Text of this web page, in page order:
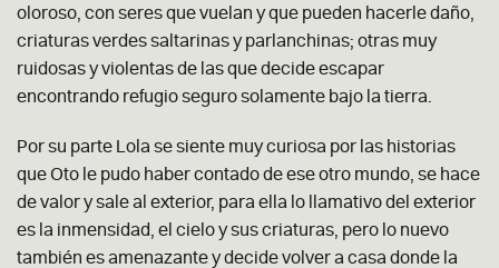
oloroso, con seres que vuelan y que pueden hacerle daño,
criaturas verdes saltarinas y parlanchinas; otras muy
ruidosas y violentas de las que decide escapar
encontrando refugio seguro solamente bajo la tierra.
Por su parte Lola se siente muy curiosa por las historias
que Oto le pudo haber contado de ese otro mundo, se hace
de valor y sale al exterior, para ella lo llamativo del exterior
es la inmensidad, el cielo y sus criaturas, pero lo nuevo
también es amenazante y decide volver a casa donde la